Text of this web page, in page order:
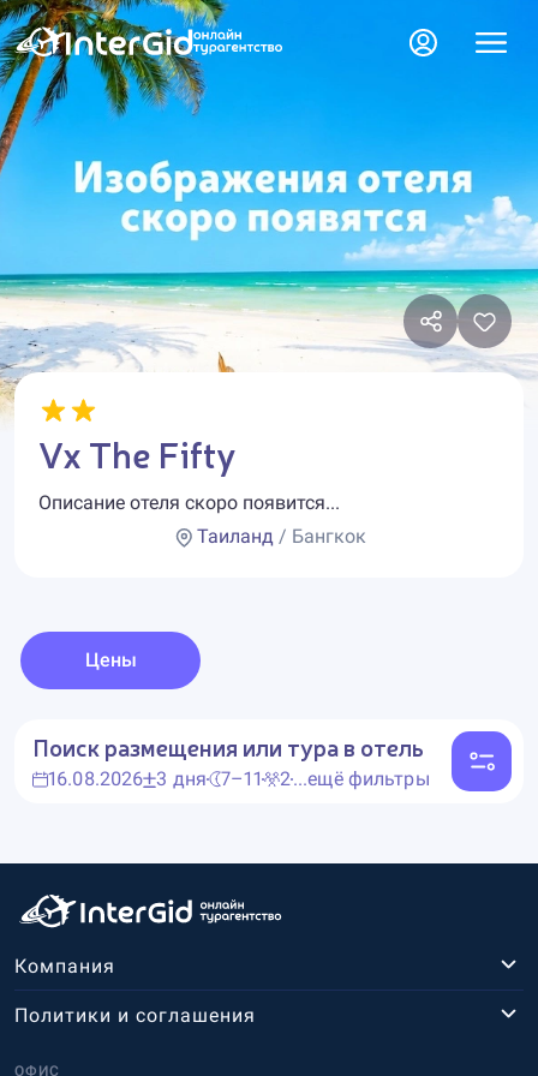
Vx The Fifty
Описание отеля скоро появится...
Таиланд / Бангкок
Цены
Поиск размещения или тура в отель
16.08.2026 3 дня 7–11 2...ещё фильтры
Компания
ОФИС
Политики и соглашения